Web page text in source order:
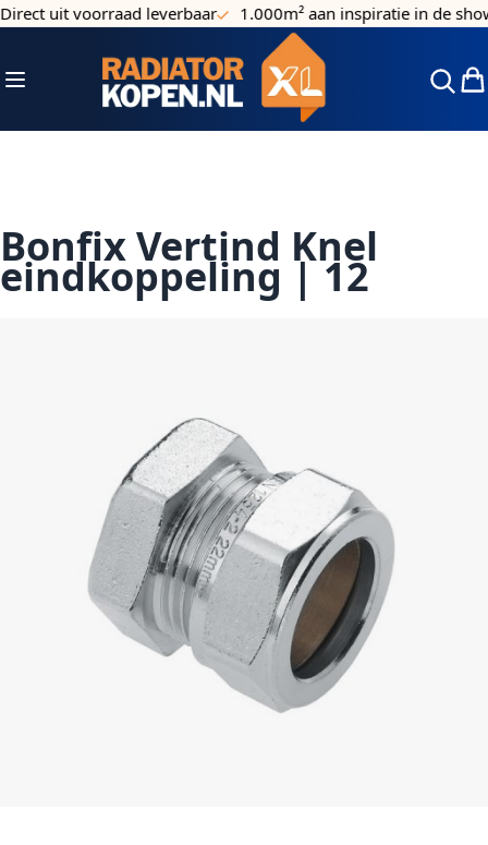
Ga naar de inhoud
uit voorraad leverbaar 1.000m² aan inspiratie in de
Toggle Nav
Bonfix Vertind Knel
eindkoppeling | 12